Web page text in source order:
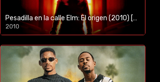
Pesadilla en la calle Elm: El origen (2010) [BR-RIP] [HD-1080p]
2010
1080p/720p